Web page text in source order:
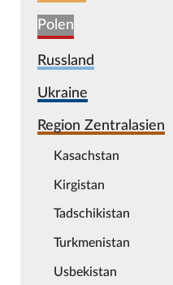
Polen
Russland
Ukraine
Region Zentralasien
Kasachstan
Kirgistan
Tadschikistan
Turkmenistan
Usbekistan